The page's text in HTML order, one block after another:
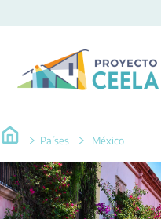
Países México